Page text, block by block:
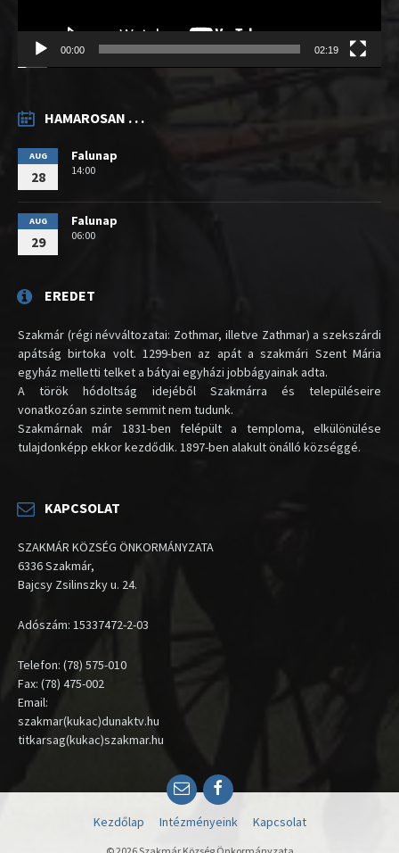
00:00 02:19
HAMAROSAN . . .
AUG
28
Falunap
14:00
AUG
29
Falunap
06:00
EREDET
Szakmár (régi névváltozatai: Zothmar, illetve Zathmar) a szekszárdi
apátság birtoka volt. 1299-ben az apát a szakmári Szent Mária
egyház melletti telket a bátyai egyházi jobbágyainak adta.
A török hódoltság idejéből Szakmárra és településeire
vonatkozóan szinte semmit nem tudunk.
Szakmárnak már 1831-ben felépült a temploma, elkülönülése
tulajdonképp ekkor kezdődik. 1897-ben alakult önálló községgé.
KAPCSOLAT
SZAKMÁR KÖZSÉG ÖNKORMÁNYZATA
6336 Szakmár,
Bajcsy Zsilinszky u. 24.
Adószám: 15337472-2-03
Telefon: (78) 575-010
Fax: (78) 475-002
Email:
szakmar(kukac)dunaktv.hu
titkarsag(kukac)szakmar.hu
EmailFacebook
Kezdőlap Intézményeink Kapcsolat